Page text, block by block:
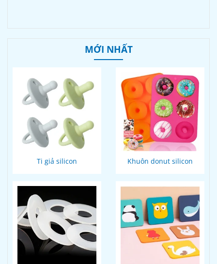
MỚI NHẤT
Ti giả silicon Khuôn donut silicon